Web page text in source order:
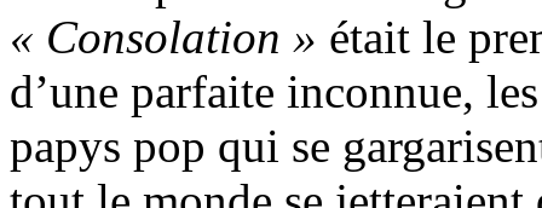
« Consolation » était le
d’une parfaite inconnue,
papys pop qui se